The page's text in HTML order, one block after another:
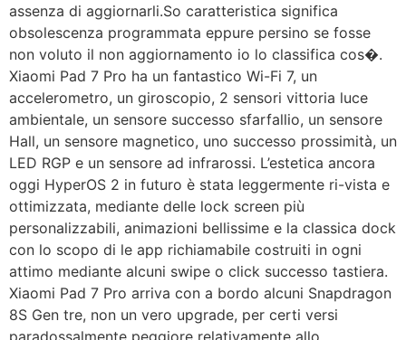
assenza di aggiornarli.So caratteristica significa
obsolescenza programmata eppure persino se fosse
non voluto il non aggiornamento io lo classifica cos�.
Xiaomi Pad 7 Pro ha un fantastico Wi-Fi 7, un
accelerometro, un giroscopio, 2 sensori vittoria luce
ambientale, un sensore successo sfarfallio, un sensore
Hall, un sensore magnetico, uno successo prossimità, un
LED RGP e un sensore ad infrarossi. L’estetica ancora
oggi HyperOS 2 in futuro è stata leggermente ri-vista e
ottimizzata, mediante delle lock screen più
personalizzabili, animazioni bellissime e la classica dock
con lo scopo di le app richiamabile costruiti in ogni
attimo mediante alcuni swipe o click successo tastiera.
Xiaomi Pad 7 Pro arriva con a bordo alcuni Snapdragon
8S Gen tre, non un vero upgrade, per certi versi
paradossalmente peggiore relativamente allo